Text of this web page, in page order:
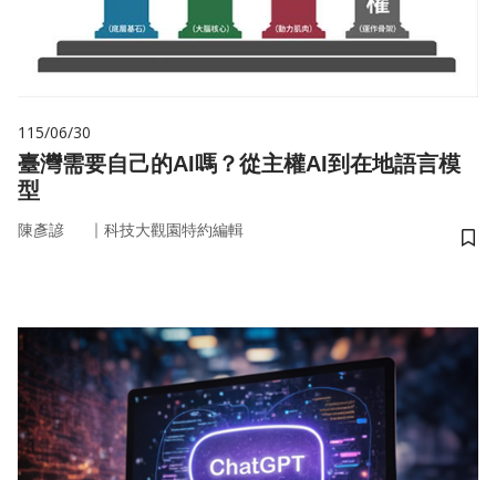
115/06/30
臺灣需要自己的AI嗎？從主權AI到在地語言模
型
陳彥諺 ｜ 科技大觀園特約編輯
儲